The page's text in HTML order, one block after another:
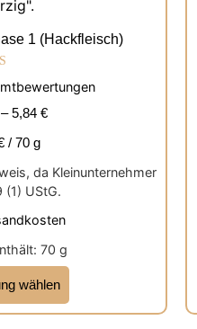
1 (Hackfleisch)
mit
5,84 €
/ 70 g
da Kleinunternehmer
(1) UStG.
70g
wählen